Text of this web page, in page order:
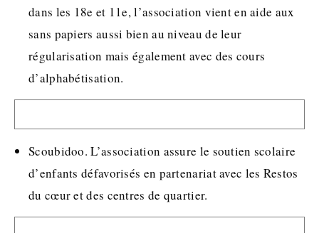
dans les 18e et 11e, l’association vient en aide aux
sans papiers aussi bien au niveau de leur
régularisation mais également avec des cours
d’alphabétisation.
Scoubidoo. L’association assure le soutien scolaire
d’enfants défavorisés en partenariat avec les Restos
du cœur et des centres de quartier.